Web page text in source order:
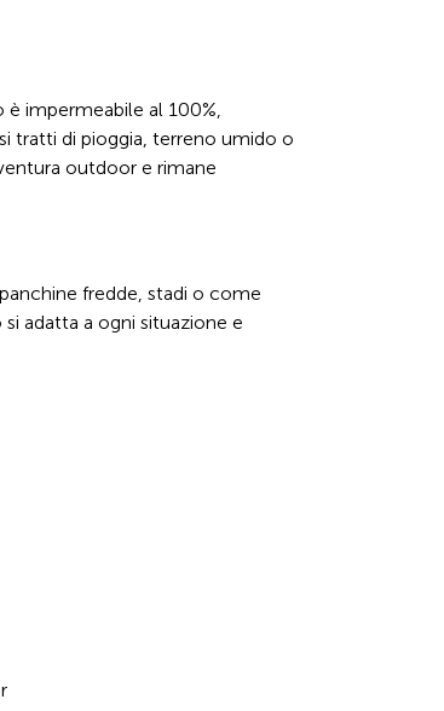
impermeabile al 100%,
tratti di pioggia, terreno umido o
outdoor e rimane
fredde, stadi o come
adatta a ogni situazione e